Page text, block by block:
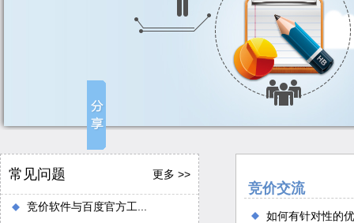
常见问题 更多 >>
竞价软件与百度官方工...
竞价交流
如何有针对性的